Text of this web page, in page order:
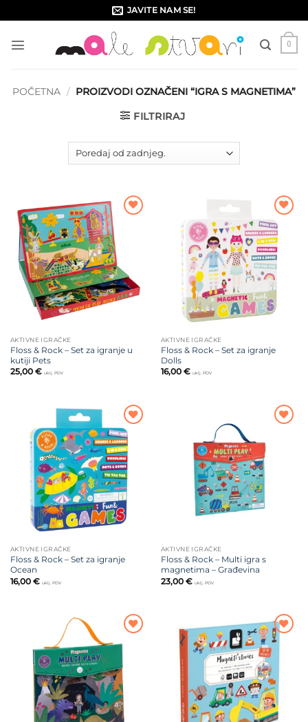
to
content
JAVITE NAM SE!
0
POČETNA / PROIZVODI OZNAČENI “IGRA S MAGNETIMA”
FILTRIRAJ
Dodajte
na listu
AKTIVNE IGRAČKE
Floss & Rock – Set za igranje u
kutiji Pets
25,00 € uklj. PDV
Dodajte
na listu
želja
AKTIVNE IGRAČKE
Floss & Rock – Set za igranje
Dolls
16,00 € uklj. PDV
Dodajte
na listu
želja
AKTIVNE IGRAČKE
Floss & Rock – Set za igranje
Ocean
16,00 € uklj. PDV
na listu
AKTIVNE IGRAČKE
Floss & Rock – Multi igra s
magnetima – Građevina
23,00 € uklj. PDV
Dodajte
Dodajte
na listu
želja